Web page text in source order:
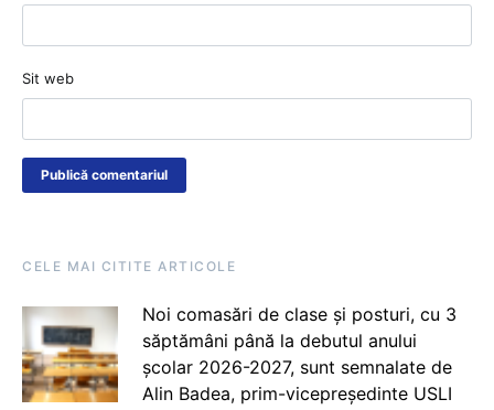
Sit web
CELE MAI CITITE ARTICOLE
Noi comasări de clase și posturi, cu 3
săptămâni până la debutul anului
școlar 2026-2027, sunt semnalate de
Alin Badea, prim-vicepreședinte USLI